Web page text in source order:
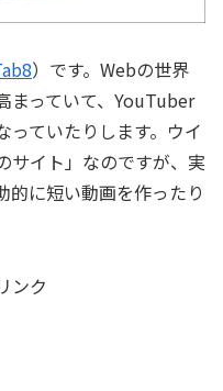
）です。Webの世界
まっていて、YouTuber
ていたりします。ウイ
サイト」なのですが、実
的に短い動画を作ったり
ンク